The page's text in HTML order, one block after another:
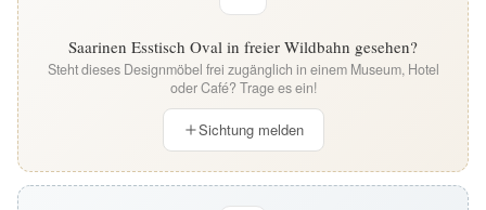
Saarinen Esstisch Oval in freier Wildbahn gesehen?
Steht dieses Designmöbel frei zugänglich in einem Museum, Hotel
oder Café? Trage es ein!
Sichtung melden